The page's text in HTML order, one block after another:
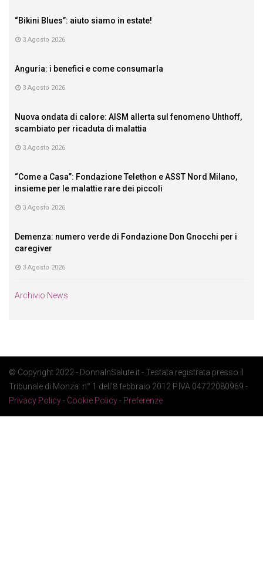
“Bikini Blues”: aiuto siamo in estate!
3 Agosto 2026
Anguria: i benefici e come consumarla
3 Agosto 2026
Nuova ondata di calore: AISM allerta sul fenomeno Uhthoff,
scambiato per ricaduta di malattia
3 Agosto 2026
“Come a Casa”: Fondazione Telethon e ASST Nord Milano,
insieme per le malattie rare dei piccoli
3 Agosto 2026
Demenza: numero verde di Fondazione Don Gnocchi per i
caregiver
3 Agosto 2026
Archivio News
© Copyright 2022 - DonnaInSalute.it - Testata registrata presso il
Tribunale di Monza: n° 1 dell'8 febbraio 2012 P.IVA 04722080969 -
Privacy Policy- Cookie Policy- Preferenze